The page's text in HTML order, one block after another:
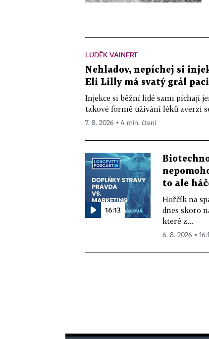
LUDĚK VAINERT
Nehladov, nepíchej si
Eli Lilly má svatý grál
Injekce si běžní lidé sami píchají
takové formě užívání léků averzi
7. 8. 2026 ▪ 4 min. čtení
16:13
to ale
Hořčík na
dnes skoro
které z...
6. 8. 2026 ▪